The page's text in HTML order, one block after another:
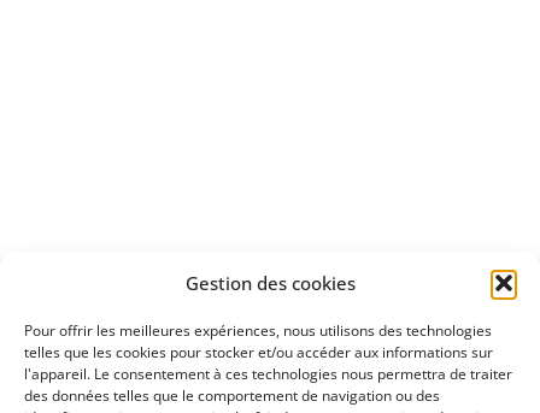
Gestion des cookies
Pour offrir les meilleures expériences, nous utilisons des technologies
telles que les cookies pour stocker et/ou accéder aux informations sur
l'appareil. Le consentement à ces technologies nous permettra de traiter
des données telles que le comportement de navigation ou des
Découvrez